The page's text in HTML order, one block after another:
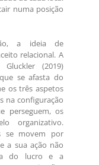
numa posição
a ideia de
relacional. A
(2019)
se afasta do
os três aspetos
na configuração
perseguem, os
organizativo.
se movem por
a sua ação não
do lucro e a